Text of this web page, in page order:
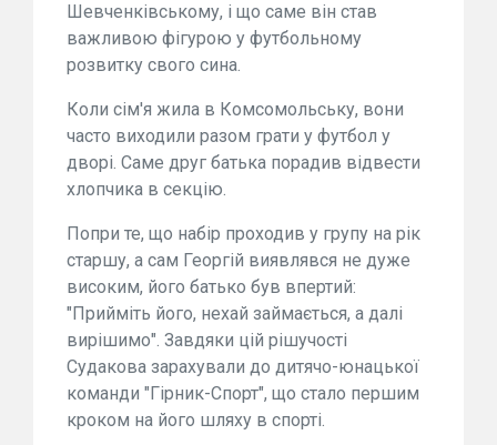
Шевченківському, і що саме він став
важливою фігурою у футбольному
розвитку свого сина.
Коли сім'я жила в Комсомольську, вони
часто виходили разом грати у футбол у
дворі. Саме друг батька порадив відвести
хлопчика в секцію.
Попри те, що набір проходив у групу на рік
старшу, а сам Георгій виявлявся не дуже
високим, його батько був впертий:
"Прийміть його, нехай займається, а далі
вирішимо". Завдяки цій рішучості
Судакова зарахували до дитячо-юнацької
команди "Гірник-Спорт", що стало першим
кроком на його шляху в спорті.